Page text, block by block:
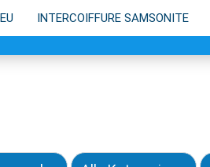
INTERCOIFFURE SAMSONITE
MARKEN EINKAUFSTROLLEY